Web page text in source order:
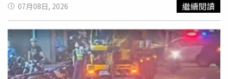
也讓外界質疑問題油品早已流入食品加工鏈，引發民眾對食
奏及通報機制不滿聲浪四起。觀察食藥署近期陸續公布受影
響產品及下架資訊，包括由聯華食品代工的7-ELEVEN「林
聰明雞肉飯飯糰」、「阜杭豆漿經典飯糰」，以及味全部分
醬料、桂冠沙拉、廣達香素食香鬆及塔塔醬等產品皆受波
07月08日, 2026 繼續閱讀